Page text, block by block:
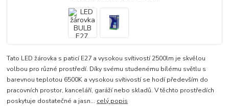
Tato LED žárovka s paticí E27 a vysokou svítivostí 2500lm je skvělou
volbou pro různé prostředí. Díky svému studenému bílému světlu s
barevnou teplotou 6500K a vysokou svítivostí se hodí především do
pracovních prostor, kanceláří, garáží nebo skladů. V těchto prostředích
poskytuje dostatečné a jasn... celý popis